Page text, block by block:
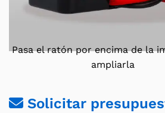
Pasa el ratón por encima de la
ampliarla
Solicitar